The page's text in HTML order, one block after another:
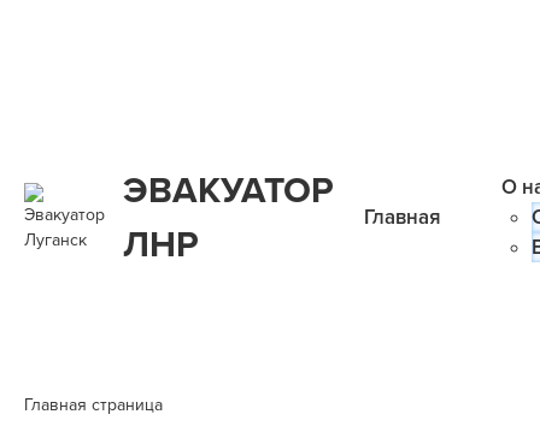
ЭВАКУАТОР
ЛНР
Главная
О
Главная страница